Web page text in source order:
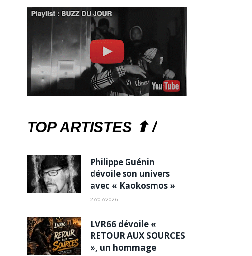
TOP ARTISTES ⬆ /
Philippe Guénin
dévoile son univers
avec « Kaokosmos »
27/07/2026
LVR66 dévoile «
RETOUR AUX SOURCES
», un hommage